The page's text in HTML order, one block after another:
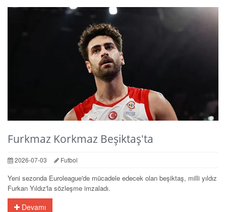
Furkmaz Korkmaz Beşiktaş'ta
2026-07-03 Futbol
Yeni sezonda Euroleague'de mücadele edecek olan beşiktaş, milli yıldız
Furkan Yıldız'la sözleşme imzaladı.
Devamı